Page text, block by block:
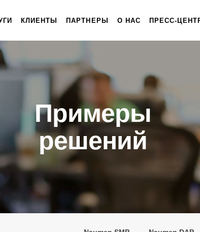
КЛИЕНТЫ ПАРТНЕРЫ О НАС ПРЕСС-
Примеры
решений